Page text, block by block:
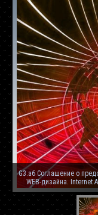
G3.a6 Соглашение о
WEB-дизайна. Internet